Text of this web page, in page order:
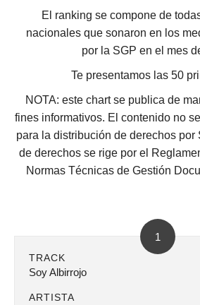
El ranking se compone de
nacionales que sonaron en los
por la SGP en el mes
Te presentamos las 50
NOTA: este chart se publica de
fines informativos. El contenido no
para la distribución de derechos por
de derechos se rige por el
Normas Técnicas de Gestión
1
TRACK
Soy Albirrojo
ARTISTA